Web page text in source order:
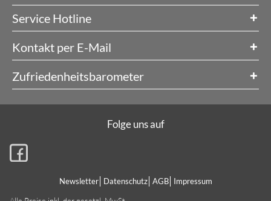
Service Hotline
Kontakt per E-Mail
Zufriedenheitsbarometer
Newsletter Datenschutz AGB Impressum
Folge uns auf